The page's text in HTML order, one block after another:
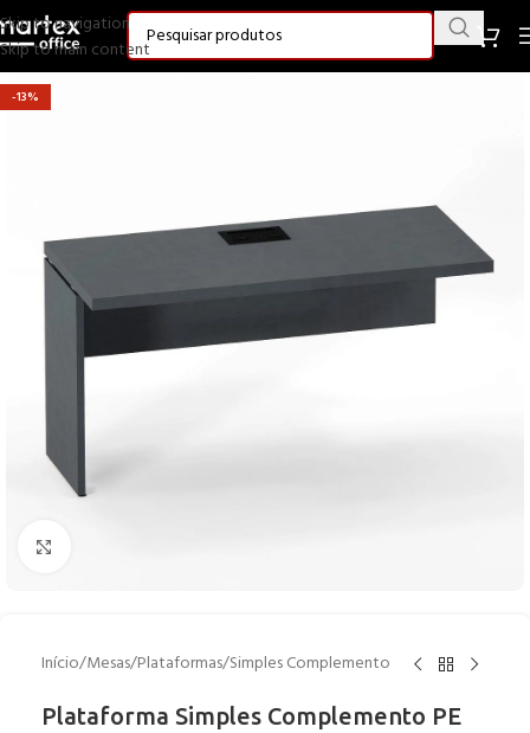
Skip to navigation
Skip to main content
-13%
Início/Mesas/Plataformas/Simples Complemento
Plataforma Simples Complemento PE